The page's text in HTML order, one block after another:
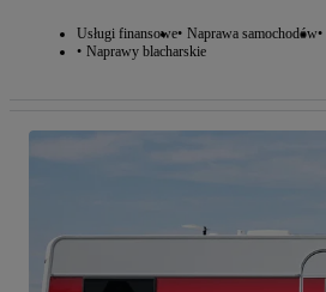
Usługi finansowe Naprawa samochodów
Naprawy blacharskie